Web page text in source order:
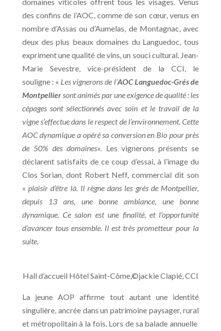
des confins de l’AOC, comme de son cœur, venus en
nombre d’Assas ou d’Aumelas, de Montagnac, avec
deux des plus beaux domaines du Languedoc, tous
expriment une qualité de vins, un souci cultural. Jean-
Marie Sevestre, vice-président de la CCI, le
souligne : « Les vignerons de l’AOC Languedoc-Grés de
Montpelliersont animés par une exigence de qualité : les
cépages sont sélectionnés avec soin et le travail de la
vigne s’effectue dans le respect de l’environnement. Cette
AOC dynamique a opéré sa conversion en Bio pour près
de 50% des domaines». Les vignerons présents se
déclarent satisfaits de ce coup d’essai, à l’image du
Clos Sorian, dont Robert Neff, commercial dit son
«plaisir d’être là. Il règne dans les grés de Montpellier,
depuis 13 ans, une bonne ambiance, une bonne
dynamique. Ce salon est une finalité, et l’opportunité
d’avancer tous ensemble. Il est très prometteur pour la
suite.
Hall d’accueil Hôtel Saint-Côme,©jackie Clapié, CCI
La jeune AOP affirme tout autant une identité
singulière, ancrée dans un patrimoine paysager, rural
et métropolitain à la fois. Lors de sa balade annuelle